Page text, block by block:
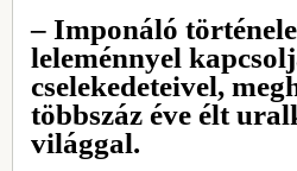
– Imponáló
leleménnyel
cselekedeteivel,
többszáz éve élt
világgal.